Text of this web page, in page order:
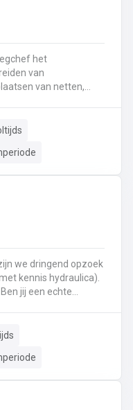
van
van netten,
in de
de werkplaats en
we dringend opzoek
kennis hydraulica).